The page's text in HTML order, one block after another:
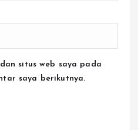
situs web saya pada
saya berikutnya.